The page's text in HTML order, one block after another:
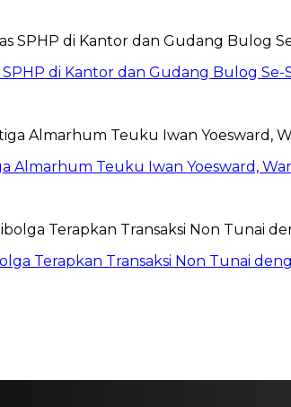
di Kantor dan Gudang Bulog Se-
Almarhum Teuku Iwan Yoesward,
Terapkan Transaksi Non Tunai